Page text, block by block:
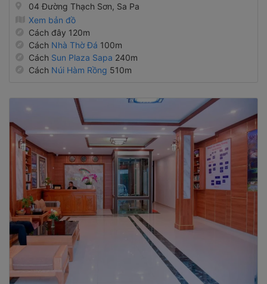
04 Đường Thạch Sơn, Sa Pa
Xem bản đồ
Cách đây 120m
Cách Nhà Thờ Đá 100m
Cách Sun Plaza Sapa 240m
Cách Núi Hàm Rồng 510m